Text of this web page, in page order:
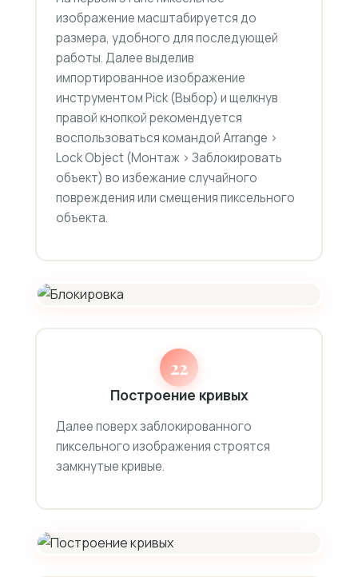
изображение масштабируется до
размера, удобного для последующей
работы. Далее выделив
импортированное изображение
инструментом Pick (Выбор) и щелкнув
правой кнопкой рекомендуется
воспользоваться командой Arrange >
Lock Object (Монтаж > Заблокировать
объект) во избежание случайного
повреждения или смещения пиксельного
объекта.
22
Построение кривых
Далее поверх заблокированного
пиксельного изображения строятся
замкнутые кривые.